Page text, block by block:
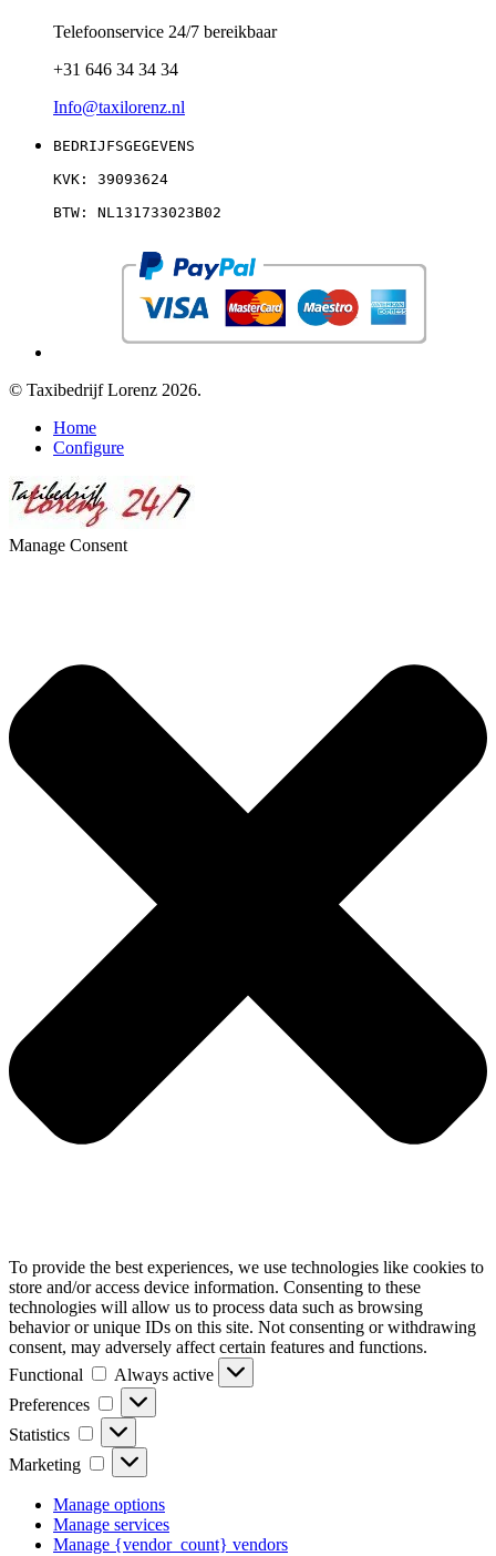
Telefoonservice 24/7 bereikbaar
+31 646 34 34 34
Info@taxilorenz.nl
BEDRIJFSGEGEVENS
KVK: 39093624
BTW: NL131733023B02
© Taxibedrijf Lorenz 2026.
Home
Configure
Manage Consent
To provide the best experiences, we use technologies like cookies to
store and/or access device information. Consenting to these
technologies will allow us to process data such as browsing
behavior or unique IDs on this site. Not consenting or withdrawing
consent, may adversely affect certain features and functions.
Functional
Functional
Always active
Preferences
Preferences
Statistics Statistics
Marketing Marketing
Manage options
Manage services
Manage {vendor_count} vendors